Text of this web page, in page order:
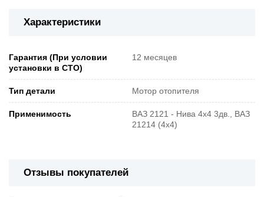
Характеристики
Гарантия (При условии
установки в СТО)
12 месяцев
Тип детали Мотор отопителя
Применимость
ВАЗ 2121 - Нива 4х4 3дв., ВАЗ
21214 (4x4)
Отзывы покупателей